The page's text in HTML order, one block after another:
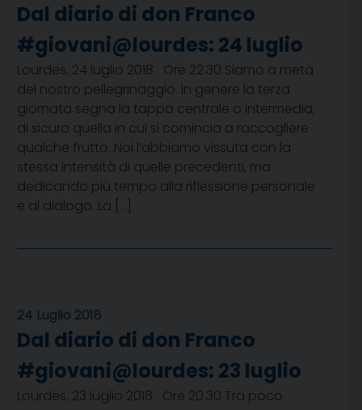
Dal diario di don Franco
#giovani@lourdes: 24 luglio
Lourdes, 24 luglio 2018 Ore 22.30 Siamo a metà
del nostro pellegrinaggio. In genere la terza
giornata segna la tappa centrale o intermedia,
di sicuro quella in cui si comincia a raccogliere
qualche frutto. Noi l’abbiamo vissuta con la
stessa intensità di quelle precedenti, ma
dedicando più tempo alla riflessione personale
e al dialogo. La […]
24 Luglio 2018
Dal diario di don Franco
#giovani@lourdes: 23 luglio
Lourdes, 23 luglio 2018 Ore 20.30 Tra poco